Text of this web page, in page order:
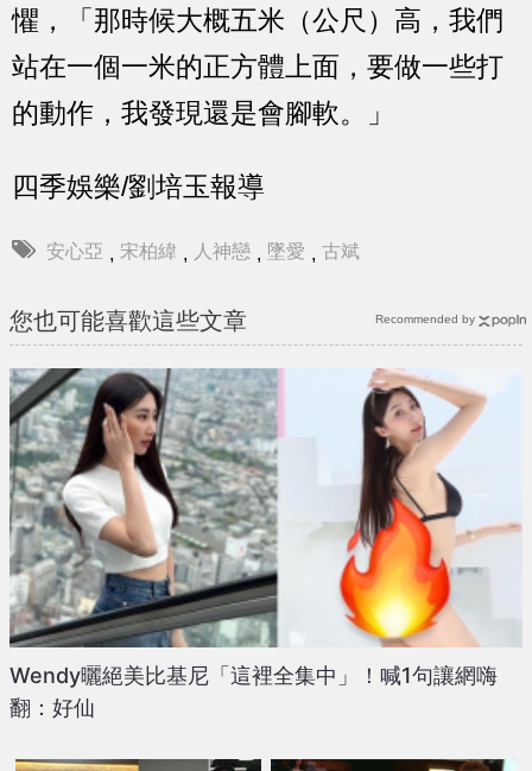
懼，「那時候大概五米（公尺）高，我們
站在一個一米的正方體上面，要做一些打
的動作，我發現還是會腳軟。」
四季娛樂/劉培玉報導
安心亞 , 宋柏緯 , 人神戀 , 墜愛 , 古斌
您也可能喜歡這些文章
Wendy曬絕美比基尼「這裡全集中」！喊1句讓網嗨
翻：好仙
Recommended by